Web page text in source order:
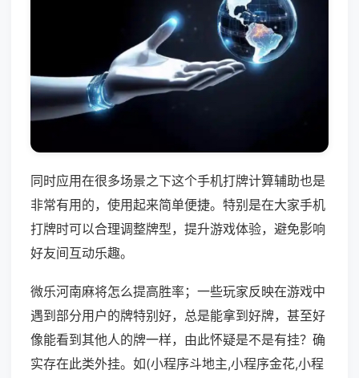
同时应用在很多场景之下这个手机打牌计算辅助也是
非常有用的，使用起来简单便捷。特别是在大家手机
打牌时可以合理调整牌型，提升游戏体验，避免影响
好友间互动乐趣。
微乐河南麻将怎么提高胜率；一些玩家反映在游戏中
遇到部分用户的牌特别好，总是能拿到好牌，甚至好
像能看到其他人的牌一样，由此怀疑是不是有挂？确
实存在此类外挂。如(小程序斗地主,小程序金花,小程